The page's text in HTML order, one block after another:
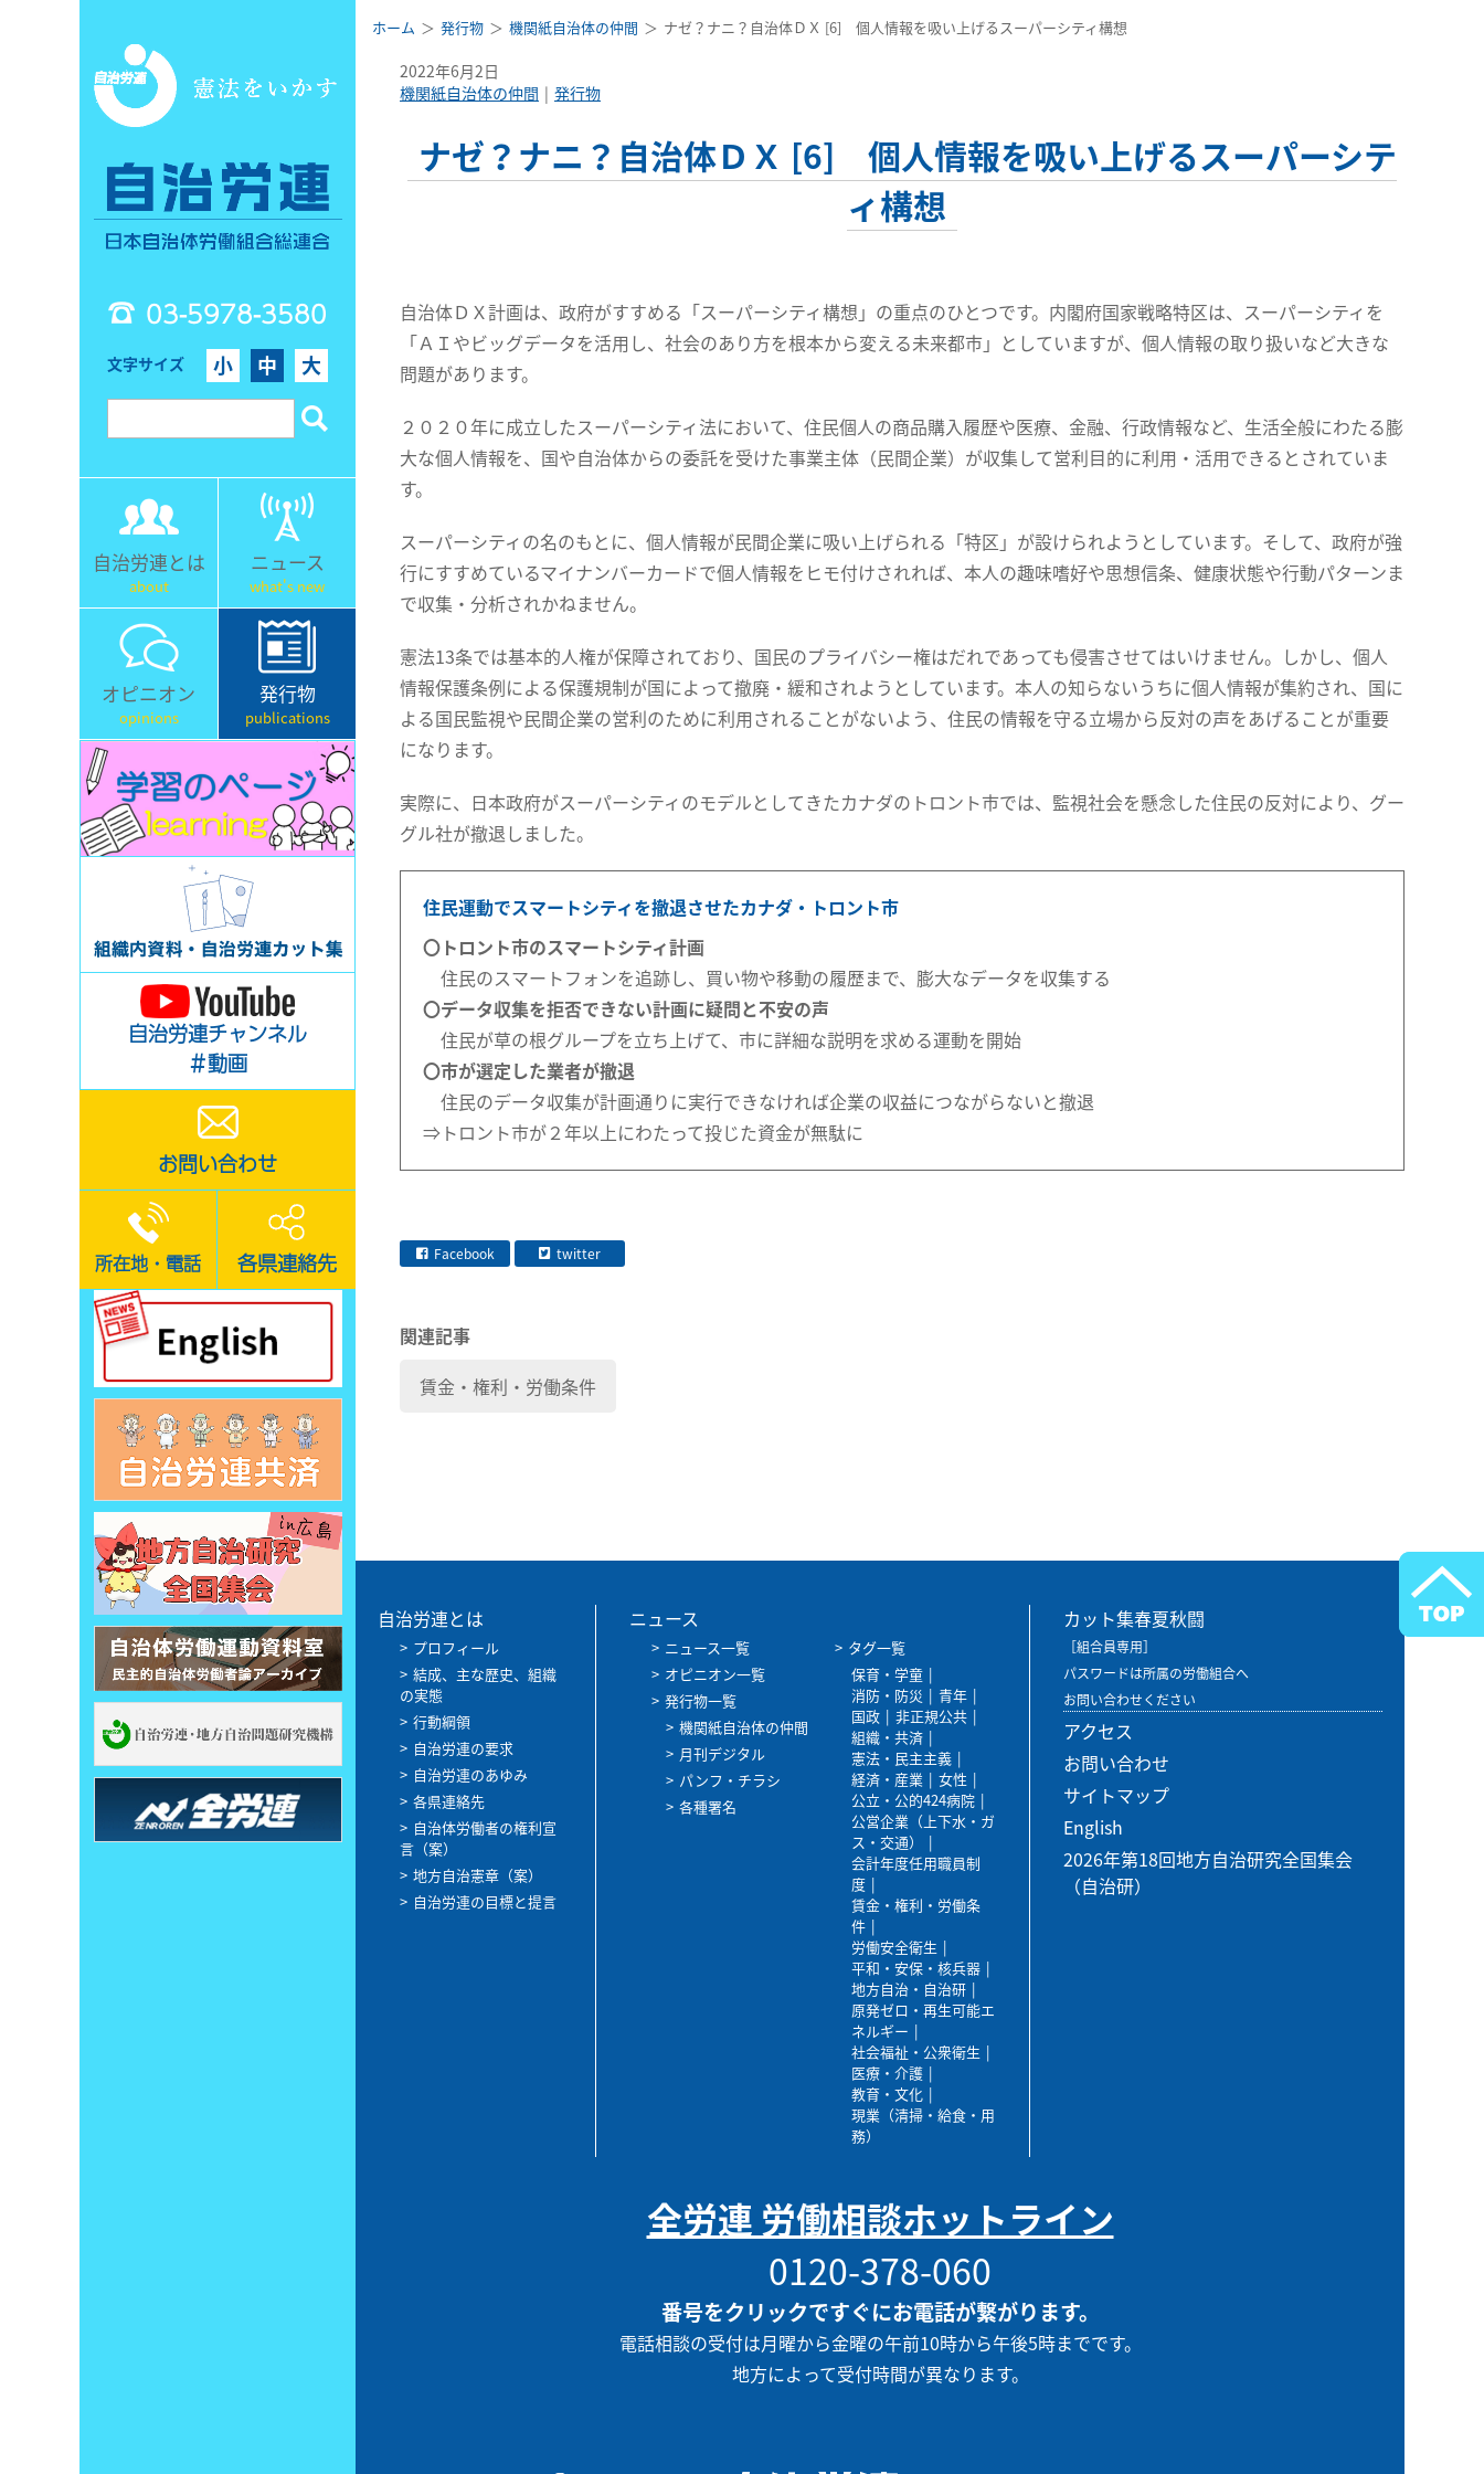
03-5978-3580
文字サイズ 小 中 大
自治労連とは
about
ニュース
what's new
オピニオン
opinions
発行物
publications
自治労連チャンネル
＃動画
お問い合わせ
所在地・電話 各県連絡先
ホーム 発行物 機関紙自治体の仲間 ナゼ？ナニ？自治体ＤＸ [6] 個人情報を吸い上げるスーパーシティ構想
2022年6月2日
機関紙自治体の仲間
発行物
ナゼ？ナニ？自治体ＤＸ [6] 個人情報を吸い上げるスーパーシテ
ィ構想
自治体ＤＸ計画は、政府がすすめる「スーパーシティ構想」の重点のひとつです。内閣府国家戦略特区は、スーパーシティを
「ＡＩやビッグデータを活用し、社会のあり方を根本から変える未来都市」としていますが、個人情報の取り扱いなど大きな
問題があります。
２０２０年に成立したスーパーシティ法において、住民個人の商品購入履歴や医療、金融、行政情報など、生活全般にわたる膨
大な個人情報を、国や自治体からの委託を受けた事業主体（民間企業）が収集して営利目的に利用・活用できるとされていま
す。
スーパーシティの名のもとに、個人情報が民間企業に吸い上げられる「特区」が設けられようとしています。そして、政府が強
行にすすめているマイナンバーカードで個人情報をヒモ付けされれば、本人の趣味嗜好や思想信条、健康状態や行動パターンま
で収集・分析されかねません。
憲法13条では基本的人権が保障されており、国民のプライバシー権はだれであっても侵害させてはいけません。しかし、個人
情報保護条例による保護規制が国によって撤廃・緩和されようとしています。本人の知らないうちに個人情報が集約され、国に
よる国民監視や民間企業の営利のために利用されることがないよう、住民の情報を守る立場から反対の声をあげることが重要
になります。
実際に、日本政府がスーパーシティのモデルとしてきたカナダのトロント市では、監視社会を懸念した住民の反対により、グー
グル社が撤退しました。
住民運動でスマートシティを撤退させたカナダ・トロント市
〇トロント市のスマートシティ計画
住民のスマートフォンを追跡し、買い物や移動の履歴まで、膨大なデータを収集する
〇データ収集を拒否できない計画に疑問と不安の声
住民が草の根グループを立ち上げて、市に詳細な説明を求める運動を開始
〇市が選定した業者が撤退
住民のデータ収集が計画通りに実行できなければ企業の収益につながらないと撤退
⇒トロント市が２年以上にわたって投じた資金が無駄に
Facebook twitter
関連記事
賃金・権利・労働条件
自治労連とは
プロフィール
結成、主な歴史、組織
の実態
行動綱領
自治労連の要求
自治労連のあゆみ
各県連絡先
自治体労働者の権利宣
言（案）
地方自治憲章（案）
自治労連の目標と提言
ニュース
ニュース一覧
オピニオン一覧
発行物一覧
機関紙自治体の仲間
月刊デジタル
パンフ・チラシ
各種署名
タグ一覧
保育・学童
消防・防災
青年
国政
非正規公共
組織・共済
憲法・民主主義
経済・産業
女性
公立・公的424病院
公営企業（上下水・ガ
ス・交通）
会計年度任用職員制
度
賃金・権利・労働条
件
労働安全衛生
平和・安保・核兵器
地方自治・自治研
原発ゼロ・再生可能エ
ネルギー
社会福祉・公衆衛生
医療・介護
教育・文化
現業（清掃・給食・用
務）
カット集春夏秋闘
［組合員専用］
パスワードは所属の労働組合へ
お問い合わせください
アクセス
お問い合わせ
サイトマップ
English
2026年第18回地方自治研究全国集会
（自治研）
全労連 労働相談ホットライン
0120-378-060
番号をクリックですぐにお電話が繋がります。
電話相談の受付は月曜から金曜の午前10時から午後5時までです。
地方によって受付時間が異なります。